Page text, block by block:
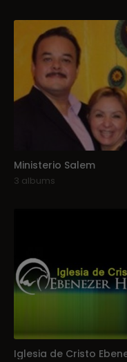
Ministerio Salem
3 albums